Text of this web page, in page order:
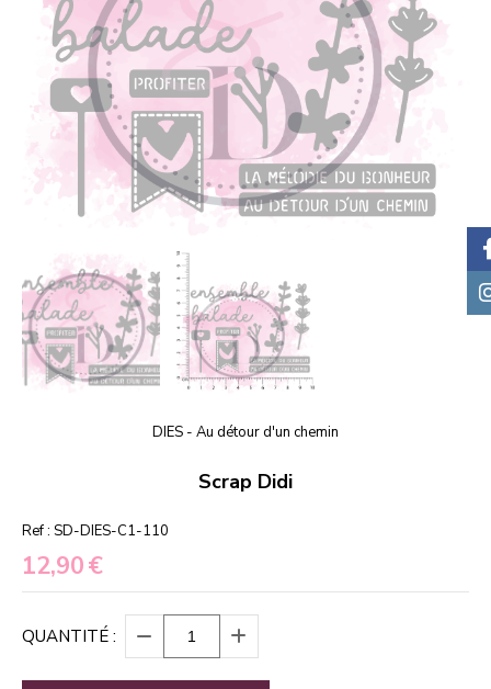
DIES - Au détour d'un chemin
Scrap Didi
Ref : SD-DIES-C1-110
12,90€
QUANTITÉ :